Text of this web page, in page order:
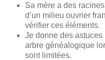
Sa mère a des
d’un milieu ouvrier
vérifier ces éléments.
Je donne des
arbre généalogique
sont limitées.